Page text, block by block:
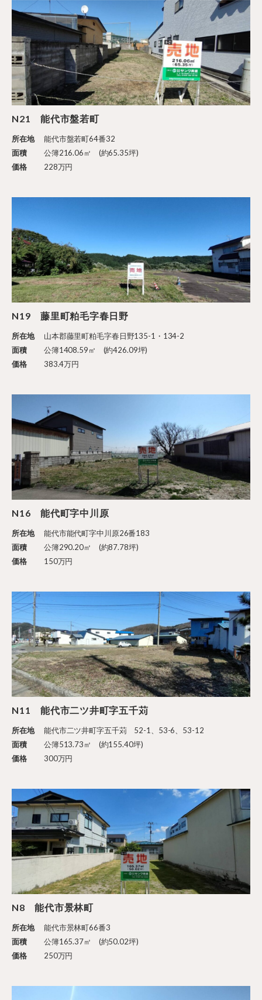
N21 能代市盤若町
所在地
能代市盤若町64番32
面積
公簿216.06㎡ (約65.35坪)
価格
228万円
N19 藤里町粕毛字春日野
所在地
山本郡藤里町粕毛字春日野135-1・134-2
面積
公簿1408.59㎡ (約426.09坪)
価格
383.4万円
N16 能代町字中川原
所在地
能代市能代町字中川原26番183
面積
公簿290.20㎡ (約87.78坪)
価格
150万円
N11 能代市二ツ井町字五千苅
所在地
能代市二ツ井町字五千苅 52-1、53-6、53-12
面積
公簿513.73㎡ (約155.40坪)
価格
300万円
N8 能代市景林町
所在地
能代市景林町66番3
面積
公簿165.37㎡ (約50.02坪)
価格
250万円